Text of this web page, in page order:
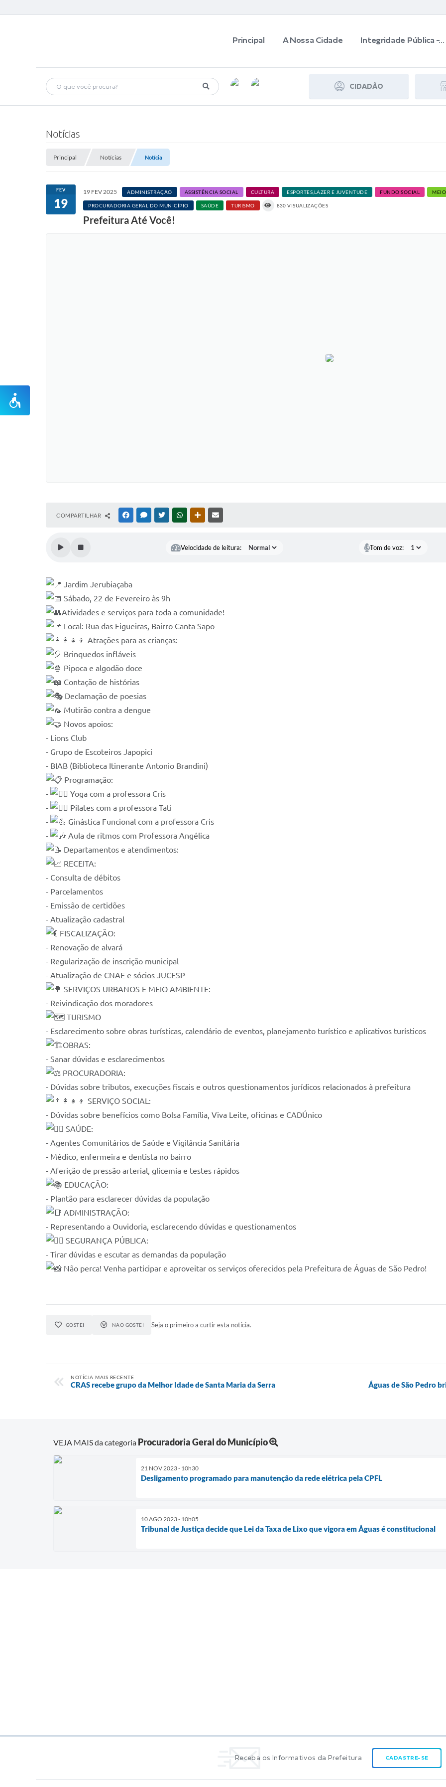
Principal A Nossa Cidade Integridade Pública -...
CIDADÃO
Notícias
Principal Notícias Notícia
FEV
19
19 FEV 2025 ADMINISTRAÇÃO ASSISTÊNCIA SOCIAL CULTURA ESPORTES,LAZER E JUVENTUDE FUNDO SOCIAL
PROCURADORIA GERAL DO MUNICÍPIO SAÚDE TURISMO 830 VISUALIZAÇÕES
Prefeitura Até Você!
COMPARTILHAR FACEBOOKMESSENGER
TWITTERWHATSAPPOUTRAS MÍDIAS
Velocidade de leitura: Tom de voz:
Jardim Jerubiaçaba
Sábado, 22 de Fevereiro às 9h
Atividades e serviços para toda a comunidade!
Local: Rua das Figueiras, Bairro Canta Sapo
Atrações para as crianças:
Brinquedos infláveis
Pipoca e algodão doce
Contação de histórias
Declamação de poesias
Mutirão contra a dengue
Novos apoios:
- Lions Club
- Grupo de Escoteiros Japopici
- BIAB (Biblioteca Itinerante Antonio Brandini)
Programação:
-
Yoga com a professora Cris
-
Pilates com a professora Tati
-
Ginástica Funcional com a professora Cris
-
Aula de ritmos com Professora Angélica
Departamentos e atendimentos:
RECEITA:
- Consulta de débitos
- Parcelamentos
- Emissão de certidões
- Atualização cadastral
FISCALIZAÇÃO:
- Renovação de alvará
- Regularização de inscrição municipal
- Atualização de CNAE e sócios JUCESP
SERVIÇOS URBANOS E MEIO AMBIENTE:
- Reivindicação dos moradores
TURISMO
- Esclarecimento sobre obras turísticas, calendário de eventos, planejamento turístico e aplicativos turísticos
OBRAS:
- Sanar dúvidas e esclarecimentos
PROCURADORIA:
- Dúvidas sobre tributos, execuções fiscais e outros questionamentos jurídicos relacionados à prefeitura
SERVIÇO SOCIAL:
- Dúvidas sobre benefícios como Bolsa Família, Viva Leite, oficinas e CADÚnico
SAÚDE:
- Agentes Comunitários de Saúde e Vigilância Sanitária
- Médico, enfermeira e dentista no bairro
- Aferição de pressão arterial, glicemia e testes rápidos
EDUCAÇÃO:
- Plantão para esclarecer dúvidas da população
ADMINISTRAÇÃO:
- Representando a Ouvidoria, esclarecendo dúvidas e questionamentos
SEGURANÇA PÚBLICA:
- Tirar dúvidas e escutar as demandas da população
Não perca! Venha participar e aproveitar os serviços oferecidos pela Prefeitura de Águas de São Pedro!
GOSTEI NÃO GOSTEI Seja o primeiro a curtir esta notícia.
NOTÍCIA MAIS RECENTE
CRAS recebe grupo da Melhor Idade de Santa Maria da Serra Águas de São Pedro
VEJA MAIS da categoria Procuradoria Geral do Município
21 NOV 2023 - 10h30
Desligamento programado para manutenção da rede elétrica pela CPFL
10 AGO 2023 - 10h05
Tribunal de Justiça decide que Lei da Taxa de Lixo que vigora em Águas é constitucional
Receba os Informativos da Prefeitura CADASTRE-SE